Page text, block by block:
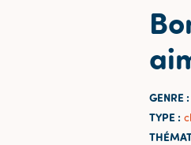
GENRE :
TYPE :